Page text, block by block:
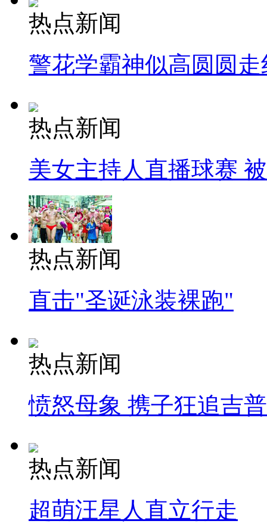
热点新闻
警花学霸神似高圆圆走
热点新闻
美女主持人直播球赛
热点新闻
直击"圣诞泳装裸跑"
热点新闻
愤怒母象 携子狂追吉
热点新闻
超萌汪星人直立行走